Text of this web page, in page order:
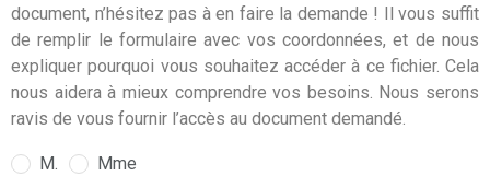
document, n’hésitez pas à en faire la demande ! Il vous suffit
de remplir le formulaire avec vos coordonnées, et de nous
expliquer pourquoi vous souhaitez accéder à ce fichier. Cela
nous aidera à mieux comprendre vos besoins. Nous serons
ravis de vous fournir l’accès au document demandé.
M.
Mme